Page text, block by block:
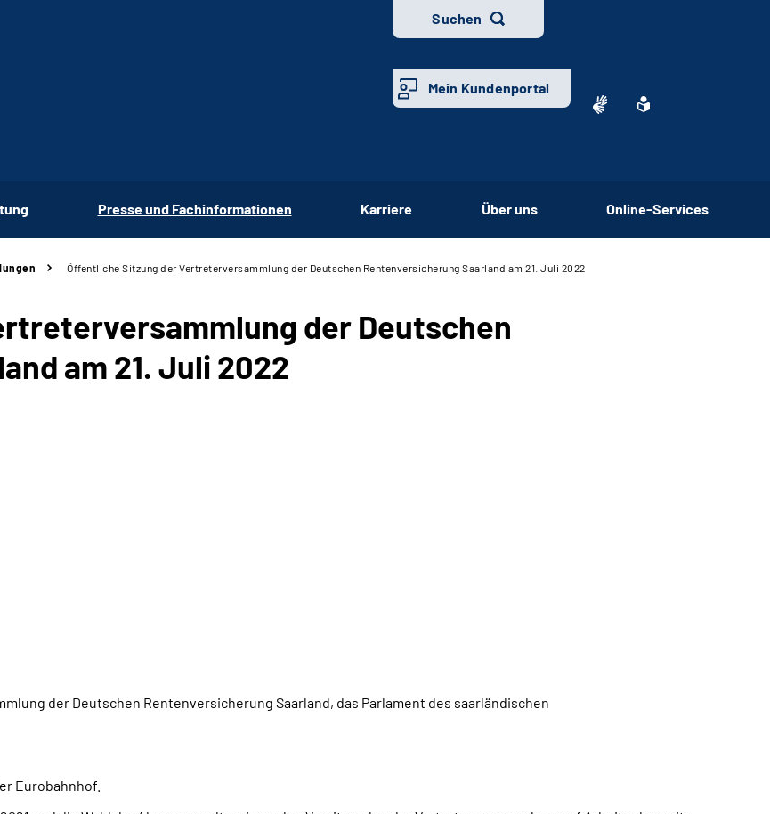
Suchen
Mein Kundenportal
Presse und Fachinformationen Karriere Über uns Online-Services
Öffentliche Sitzung der Vertreterversammlung der Deutschen Rentenversicherung Saarland am 21. Juli 2022
der Deutschen
am 21. Juli 2022
der Deutschen Rentenversicherung Saarland, das Parlament des saarländischen
Eurobahnhof.